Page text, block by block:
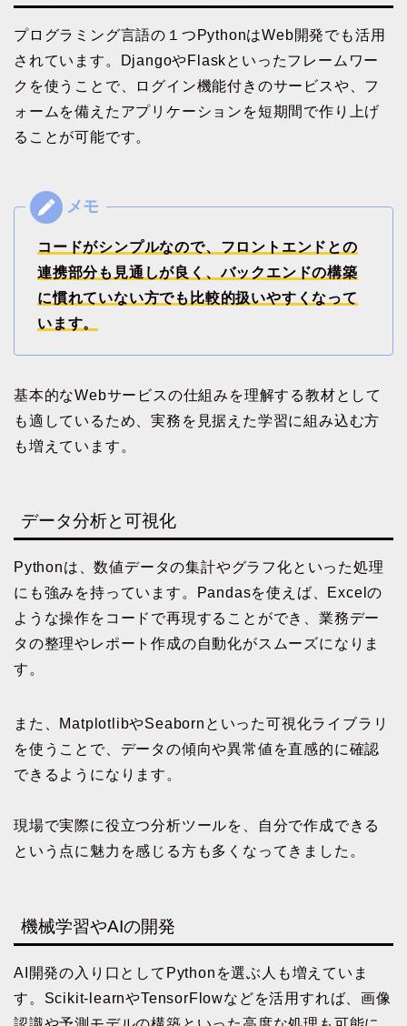
プログラミング言語の１つPythonはWeb開発でも活用
されています。DjangoやFlaskといったフレームワー
クを使うことで、ログイン機能付きのサービスや、フ
ォームを備えたアプリケーションを短期間で作り上げ
ることが可能です。
コードがシンプルなので、フロントエンドとの
連携部分も見通しが良く、バックエンドの構築
に慣れていない方でも比較的扱いやすくなって
います。
基本的なWebサービスの仕組みを理解する教材として
も適しているため、実務を見据えた学習に組み込む方
も増えています。
データ分析と可視化
Pythonは、数値データの集計やグラフ化といった処理
にも強みを持っています。Pandasを使えば、Excelの
ような操作をコードで再現することができ、業務デー
タの整理やレポート作成の自動化がスムーズになりま
す。
また、MatplotlibやSeabornといった可視化ライブラリ
を使うことで、データの傾向や異常値を直感的に確認
できるようになります。
現場で実際に役立つ分析ツールを、自分で作成できる
という点に魅力を感じる方も多くなってきました。
機械学習やAIの開発
AI開発の入り口としてPythonを選ぶ人も増えていま
す。Scikit-learnやTensorFlowなどを活用すれば、画像